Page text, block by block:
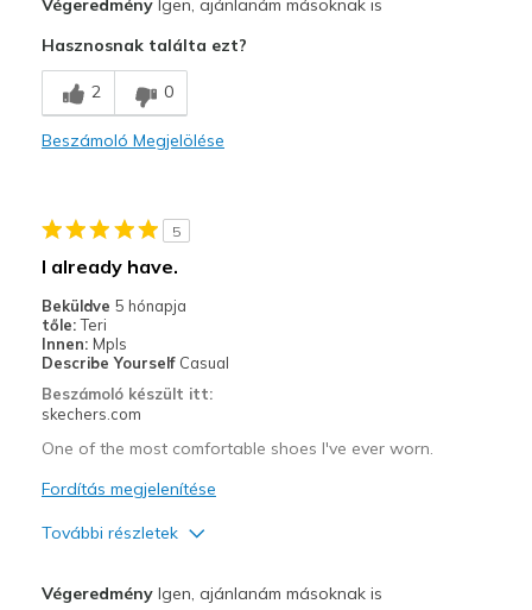
Breathe Well
Comfortable
Legjobb használat
Travel
Sizing
Feels true to size
View On Shoes
VégeredményIgen, ajánlanám másoknak is
Hasznosnak találta ezt?
2 0
Beszámoló Megjelölése
5
I already have.
Beküldve 5 hónapja
tőle: Teri
Innen: Mpls
Describe Yourself Casual
Beszámoló készült itt:
skechers.com
One of the most comfortable shoes I've ever worn.
Fordítás megjelenítése
További részletek
VégeredményIgen, ajánlanám másoknak is